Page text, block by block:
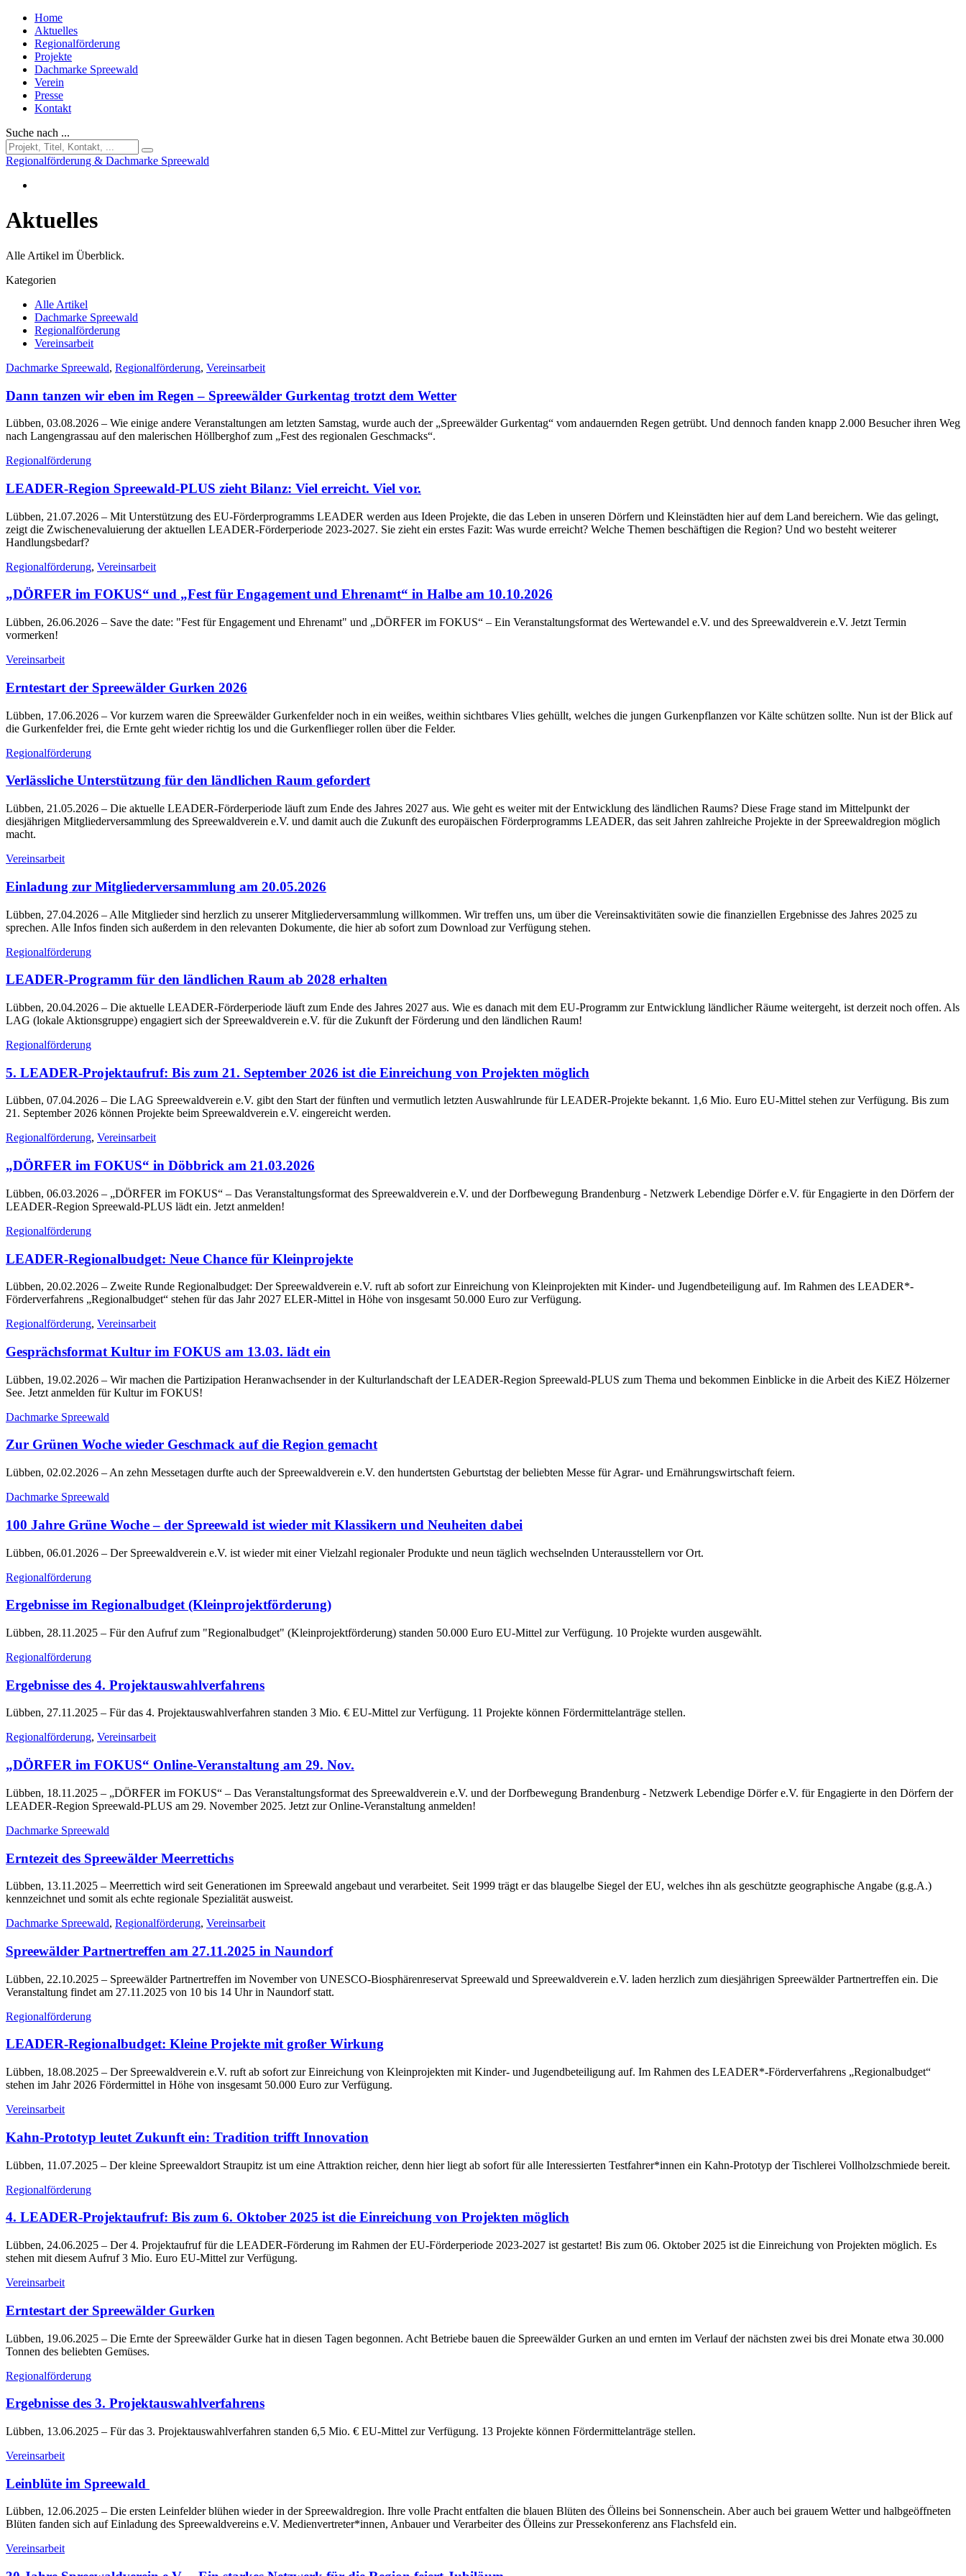
Home
Aktuelles
Regionalförderung
Projekte
Dachmarke Spreewald
Verein
Presse
Kontakt
Suche nach ...
Regionalförderung & Dachmarke Spreewald
Aktuelles
Alle Artikel im Überblick.
Kategorien
Alle Artikel
Dachmarke Spreewald
Regionalförderung
Vereinsarbeit
Dachmarke Spreewald, Regionalförderung, Vereinsarbeit
Dann tanzen wir eben im Regen – Spreewälder Gurkentag trotzt dem Wetter
Lübben, 03.08.2026 – Wie einige andere Veranstaltungen am letzten Samstag, wurde auch der „Spreewälder Gurkentag“ vom andauernden Regen getrübt. Und dennoch fanden knapp 2.000 Besucher ihren Weg
nach Langengrassau auf den malerischen Höllberghof zum „Fest des regionalen Geschmacks“.
Regionalförderung
LEADER-Region Spreewald-PLUS zieht Bilanz: Viel erreicht. Viel vor.
Lübben, 21.07.2026 – Mit Unterstützung des EU-Förderprogramms LEADER werden aus Ideen Projekte, die das Leben in unseren Dörfern und Kleinstädten hier auf dem Land bereichern. Wie das gelingt,
zeigt die Zwischenevaluierung der aktuellen LEADER-Förderperiode 2023-2027. Sie zieht ein erstes Fazit: Was wurde erreicht? Welche Themen beschäftigen die Region? Und wo besteht weiterer
Handlungsbedarf?
Regionalförderung, Vereinsarbeit
„DÖRFER im FOKUS“ und „Fest für Engagement und Ehrenamt“ in Halbe am 10.10.2026
Lübben, 26.06.2026 – Save the date: "Fest für Engagement und Ehrenamt" und „DÖRFER im FOKUS“ – Ein Veranstaltungsformat des Wertewandel e.V. und des Spreewaldverein e.V. Jetzt Termin
vormerken!
Vereinsarbeit
Erntestart der Spreewälder Gurken 2026
Lübben, 17.06.2026 – Vor kurzem waren die Spreewälder Gurkenfelder noch in ein weißes, weithin sichtbares Vlies gehüllt, welches die jungen Gurkenpflanzen vor Kälte schützen sollte. Nun ist der Blick auf
die Gurkenfelder frei, die Ernte geht wieder richtig los und die Gurkenflieger rollen über die Felder.
Regionalförderung
Verlässliche Unterstützung für den ländlichen Raum gefordert
Lübben, 21.05.2026 – Die aktuelle LEADER-Förderperiode läuft zum Ende des Jahres 2027 aus. Wie geht es weiter mit der Entwicklung des ländlichen Raums? Diese Frage stand im Mittelpunkt der
diesjährigen Mitgliederversammlung des Spreewaldverein e.V. und damit auch die Zukunft des europäischen Förderprogramms LEADER, das seit Jahren zahlreiche Projekte in der Spreewaldregion möglich
macht.
Vereinsarbeit
Einladung zur Mitgliederversammlung am 20.05.2026
Lübben, 27.04.2026 – Alle Mitglieder sind herzlich zu unserer Mitgliederversammlung willkommen. Wir treffen uns, um über die Vereinsaktivitäten sowie die finanziellen Ergebnisse des Jahres 2025 zu
sprechen. Alle Infos finden sich außerdem in den relevanten Dokumente, die hier ab sofort zum Download zur Verfügung stehen.
Regionalförderung
LEADER-Programm für den ländlichen Raum ab 2028 erhalten
Lübben, 20.04.2026 – Die aktuelle LEADER-Förderperiode läuft zum Ende des Jahres 2027 aus. Wie es danach mit dem EU-Programm zur Entwicklung ländlicher Räume weitergeht, ist derzeit noch offen. Als
LAG (lokale Aktionsgruppe) engagiert sich der Spreewaldverein e.V. für die Zukunft der Förderung und den ländlichen Raum!
Regionalförderung
5. LEADER-Projektaufruf: Bis zum 21. September 2026 ist die Einreichung von Projekten möglich
Lübben, 07.04.2026 – Die LAG Spreewaldverein e.V. gibt den Start der fünften und vermutlich letzten Auswahlrunde für LEADER-Projekte bekannt. 1,6 Mio. Euro EU-Mittel stehen zur Verfügung. Bis zum
21. September 2026 können Projekte beim Spreewaldverein e.V. eingereicht werden.
Regionalförderung, Vereinsarbeit
„DÖRFER im FOKUS“ in Döbbrick am 21.03.2026
Lübben, 06.03.2026 – „DÖRFER im FOKUS“ – Das Veranstaltungsformat des Spreewaldverein e.V. und der Dorfbewegung Brandenburg - Netzwerk Lebendige Dörfer e.V. für Engagierte in den Dörfern der
LEADER-Region Spreewald-PLUS lädt ein. Jetzt anmelden!
Regionalförderung
LEADER-Regionalbudget: Neue Chance für Kleinprojekte
Lübben, 20.02.2026 – Zweite Runde Regionalbudget: Der Spreewaldverein e.V. ruft ab sofort zur Einreichung von Kleinprojekten mit Kinder- und Jugendbeteiligung auf. Im Rahmen des LEADER*-
Förderverfahrens „Regionalbudget“ stehen für das Jahr 2027 ELER-Mittel in Höhe von insgesamt 50.000 Euro zur Verfügung.
Regionalförderung, Vereinsarbeit
Gesprächsformat Kultur im FOKUS am 13.03. lädt ein
Lübben, 19.02.2026 – Wir machen die Partizipation Heranwachsender in der Kulturlandschaft der LEADER-Region Spreewald-PLUS zum Thema und bekommen Einblicke in die Arbeit des KiEZ Hölzerner
See. Jetzt anmelden für Kultur im FOKUS!
Dachmarke Spreewald
Zur Grünen Woche wieder Geschmack auf die Region gemacht
Lübben, 02.02.2026 – An zehn Messetagen durfte auch der Spreewaldverein e.V. den hundertsten Geburtstag der beliebten Messe für Agrar- und Ernährungswirtschaft feiern.
Dachmarke Spreewald
100 Jahre Grüne Woche – der Spreewald ist wieder mit Klassikern und Neuheiten dabei
Lübben, 06.01.2026 – Der Spreewaldverein e.V. ist wieder mit einer Vielzahl regionaler Produkte und neun täglich wechselnden Unterausstellern vor Ort.
Regionalförderung
Ergebnisse im Regionalbudget (Kleinprojektförderung)
Lübben, 28.11.2025 – Für den Aufruf zum "Regionalbudget" (Kleinprojektförderung) standen 50.000 Euro EU-Mittel zur Verfügung. 10 Projekte wurden ausgewählt.
Regionalförderung
Ergebnisse des 4. Projektauswahlverfahrens
Lübben, 27.11.2025 – Für das 4. Projektauswahlverfahren standen 3 Mio. € EU-Mittel zur Verfügung. 11 Projekte können Fördermittelanträge stellen.
Regionalförderung, Vereinsarbeit
„DÖRFER im FOKUS“ Online-Veranstaltung am 29. Nov.
Lübben, 18.11.2025 – „DÖRFER im FOKUS“ – Das Veranstaltungsformat des Spreewaldverein e.V. und der Dorfbewegung Brandenburg - Netzwerk Lebendige Dörfer e.V. für Engagierte in den Dörfern der
LEADER-Region Spreewald-PLUS am 29. November 2025. Jetzt zur Online-Veranstaltung anmelden!
Dachmarke Spreewald
Erntezeit des Spreewälder Meerrettichs
Lübben, 13.11.2025 – Meerrettich wird seit Generationen im Spreewald angebaut und verarbeitet. Seit 1999 trägt er das blaugelbe Siegel der EU, welches ihn als geschützte geographische Angabe (g.g.A.)
kennzeichnet und somit als echte regionale Spezialität ausweist.
Dachmarke Spreewald, Regionalförderung, Vereinsarbeit
Spreewälder Partnertreffen am 27.11.2025 in Naundorf
Lübben, 22.10.2025 – Spreewälder Partnertreffen im November von UNESCO-Biosphärenreservat Spreewald und Spreewaldverein e.V. laden herzlich zum diesjährigen Spreewälder Partnertreffen ein. Die
Veranstaltung findet am 27.11.2025 von 10 bis 14 Uhr in Naundorf statt.
Regionalförderung
LEADER-Regionalbudget: Kleine Projekte mit großer Wirkung
Lübben, 18.08.2025 – Der Spreewaldverein e.V. ruft ab sofort zur Einreichung von Kleinprojekten mit Kinder- und Jugendbeteiligung auf. Im Rahmen des LEADER*-Förderverfahrens „Regionalbudget“
stehen im Jahr 2026 Fördermittel in Höhe von insgesamt 50.000 Euro zur Verfügung.
Vereinsarbeit
Kahn-Prototyp leutet Zukunft ein: Tradition trifft Innovation
Lübben, 11.07.2025 – Der kleine Spreewaldort Straupitz ist um eine Attraktion reicher, denn hier liegt ab sofort für alle Interessierten Testfahrer*innen ein Kahn-Prototyp der Tischlerei Vollholzschmiede bereit.
Regionalförderung
4. LEADER-Projektaufruf: Bis zum 6. Oktober 2025 ist die Einreichung von Projekten möglich
Lübben, 24.06.2025 – Der 4. Projektaufruf für die LEADER-Förderung im Rahmen der EU-Förderperiode 2023-2027 ist gestartet! Bis zum 06. Oktober 2025 ist die Einreichung von Projekten möglich. Es
stehen mit diesem Aufruf 3 Mio. Euro EU-Mittel zur Verfügung.
Vereinsarbeit
Erntestart der Spreewälder Gurken
Lübben, 19.06.2025 – Die Ernte der Spreewälder Gurke hat in diesen Tagen begonnen. Acht Betriebe bauen die Spreewälder Gurken an und ernten im Verlauf der nächsten zwei bis drei Monate etwa 30.000
Tonnen des beliebten Gemüses.
Regionalförderung
Ergebnisse des 3. Projektauswahlverfahrens
Lübben, 13.06.2025 – Für das 3. Projektauswahlverfahren standen 6,5 Mio. € EU-Mittel zur Verfügung. 13 Projekte können Fördermittelanträge stellen.
Vereinsarbeit
Leinblüte im Spreewald
Lübben, 12.06.2025 – Die ersten Leinfelder blühen wieder in der Spreewaldregion. Ihre volle Pracht entfalten die blauen Blüten des Ölleins bei Sonnenschein. Aber auch bei grauem Wetter und halbgeöffneten
Blüten fanden sich auf Einladung des Spreewaldvereins e.V. Medienvertreter*innen, Anbauer und Verarbeiter des Ölleins zur Pressekonferenz ans Flachsfeld ein.
Vereinsarbeit